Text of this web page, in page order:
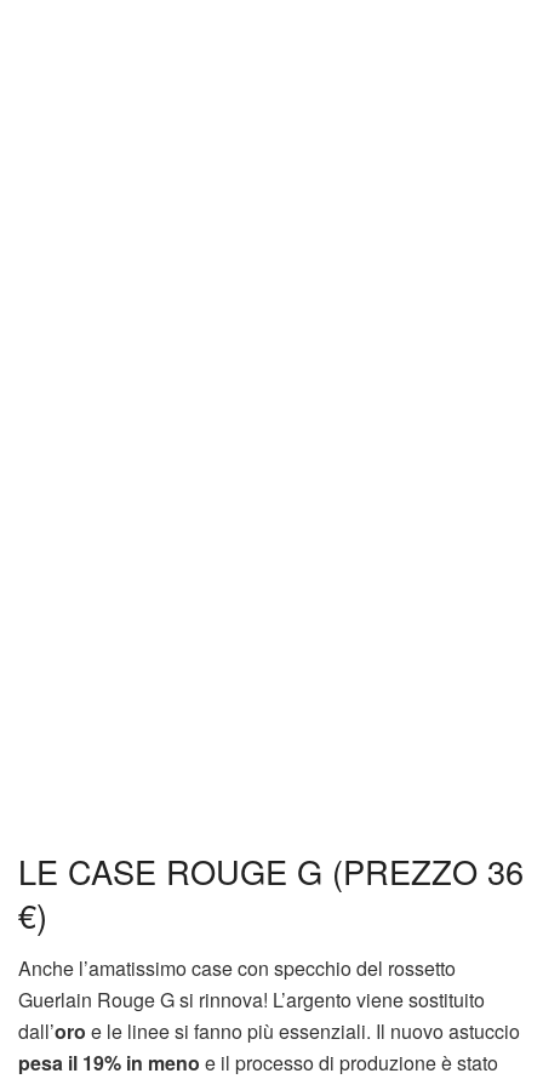
LE CASE ROUGE G (PREZZO 36
€)
Anche l’amatissimo case con specchio del rossetto
Guerlain Rouge G si rinnova! L’argento viene sostituito
dall’oro e le linee si fanno più essenziali. Il nuovo astuccio
pesa il 19% in meno e il processo di produzione è stato